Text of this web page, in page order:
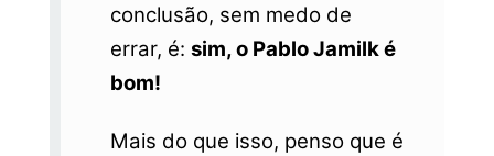
conclusão, sem medo de
errar, é: sim, o Pablo Jamilk é
bom!
Mais do que isso, penso que é